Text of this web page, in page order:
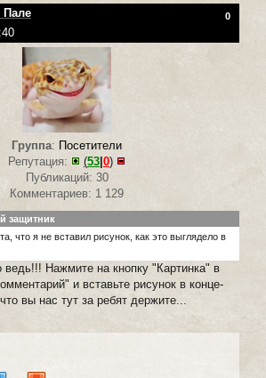
Пале 0
Группа: Посетители
Репутация:
(53 0)
Публикаций: 30
Комментариев: 1 129
защитник
что я не вставил рисунок, как это выглядело в
ведь!!! Нажмите на кнопку "Картинка" в
и вставьте рисунок в конце-
вы нас тут за ребят держите...